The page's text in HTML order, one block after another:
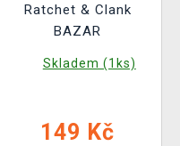
Ratchet & Clank
BAZAR
Skladem (1ks)
149 Kč